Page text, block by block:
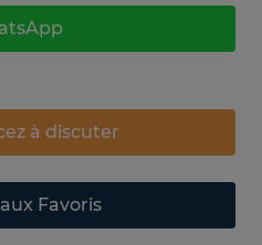
à discuter
Favoris